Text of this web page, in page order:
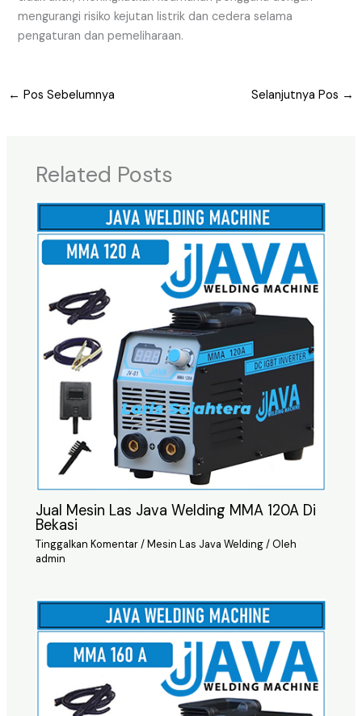
mengurangi risiko kejutan listrik dan cedera selama
pengaturan dan pemeliharaan.
← Pos Sebelumnya Selanjutnya Pos →
Related Posts
Jual Mesin Las Java Welding MMA 120A Di
Bekasi
Tinggalkan Komentar/Mesin Las Java Welding/ Oleh
admin